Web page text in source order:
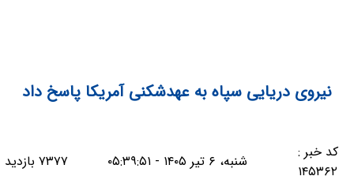
نیروی دریایی سپاه به عهدشکنی آمریکا پاسخ داد
کد خبر :
۱۴۵۳۶۲
شنبه، ۶ تیر ۱۴۰۵ - ۰۵:۳۹:۵۱ ۷۳۷۷ بازدید